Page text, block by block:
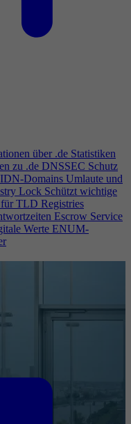
über .de Statistiken
zu .de DNSSEC Schutz
IDN-Domains Umlaute und
Lock Schützt wichtige
TLD Registries
Escrow Service
Werte ENUM-